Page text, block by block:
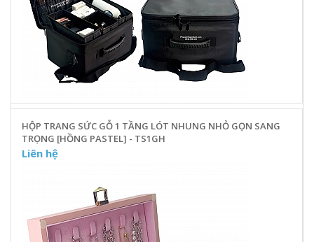
HỘP TRANG SỨC GỖ 1 TẦNG LÓT NHUNG NHỎ GỌN SANG
TRỌNG [HỒNG PASTEL] - TS1GH
Liên hệ